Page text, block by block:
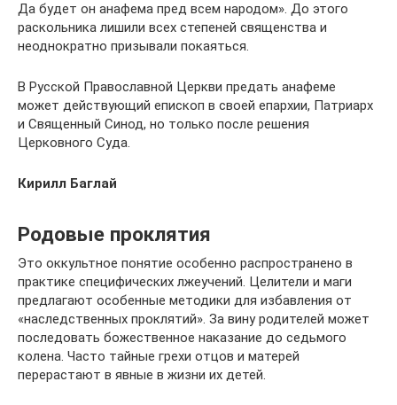
Да будет он анафема пред всем народом». До этого
раскольника лишили всех степеней священства и
неоднократно призывали покаяться.
В Русской Православной Церкви предать анафеме
может действующий епископ в своей епархии, Патриарх
и Священный Синод, но только после решения
Церковного Суда.
Кирилл Баглай
Родовые проклятия
Это оккультное понятие особенно распространено в
практике специфических лжеучений. Целители и маги
предлагают особенные методики для избавления от
«наследственных проклятий». За вину родителей может
последовать божественное наказание до седьмого
колена. Часто тайные грехи отцов и матерей
перерастают в явные в жизни их детей.